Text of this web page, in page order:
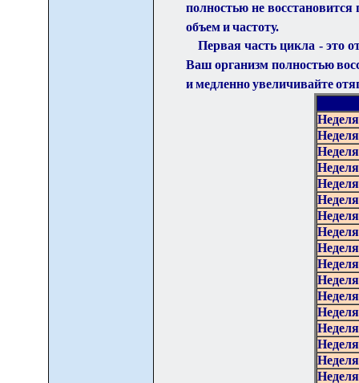
полностью не
объем и частоту.
Первая часть цикла - это
Ваш организм полностью
и медленно увеличивайте